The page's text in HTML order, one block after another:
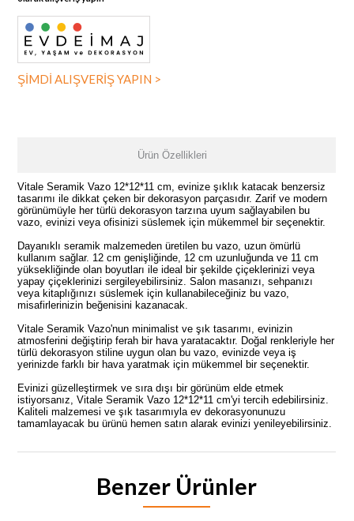
ŞİMDİ ALIŞVERİŞ YAPIN >
Ürün Özellikleri
Vitale Seramik Vazo 12*12*11 cm, evinize şıklık katacak benzersiz
tasarımı ile dikkat çeken bir dekorasyon parçasıdır. Zarif ve modern
görünümüyle her türlü dekorasyon tarzına uyum sağlayabilen bu
vazo, evinizi veya ofisinizi süslemek için mükemmel bir seçenektir.
Dayanıklı seramik malzemeden üretilen bu vazo, uzun ömürlü
kullanım sağlar. 12 cm genişliğinde, 12 cm uzunluğunda ve 11 cm
yüksekliğinde olan boyutları ile ideal bir şekilde çiçeklerinizi veya
yapay çiçeklerinizi sergileyebilirsiniz. Salon masanızı, sehpanızı
veya kitaplığınızı süslemek için kullanabileceğiniz bu vazo,
misafirlerinizin beğenisini kazanacak.
Vitale Seramik Vazo'nun minimalist ve şık tasarımı, evinizin
atmosferini değiştirip ferah bir hava yaratacaktır. Doğal renkleriyle her
türlü dekorasyon stiline uygun olan bu vazo, evinizde veya iş
yerinizde farklı bir hava yaratmak için mükemmel bir seçenektir.
Evinizi güzelleştirmek ve sıra dışı bir görünüm elde etmek
istiyorsanız, Vitale Seramik Vazo 12*12*11 cm'yi tercih edebilirsiniz.
Kaliteli malzemesi ve şık tasarımıyla ev dekorasyonunuzu
tamamlayacak bu ürünü hemen satın alarak evinizi yenileyebilirsiniz.
Benzer Ürünler